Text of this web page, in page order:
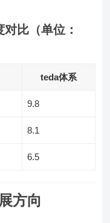
比（单位：
teda体系
9.8
8.1
6.5
方向